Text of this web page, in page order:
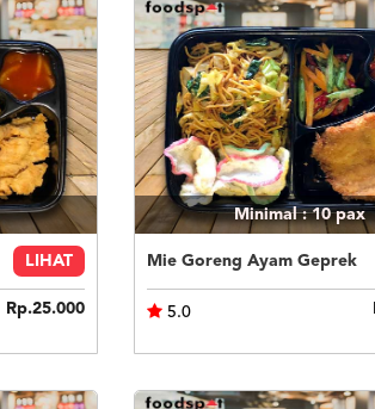
LIHAT
Rp.25.000
Minimal : 10pax
Mie Goreng Ayam Geprek
5.0